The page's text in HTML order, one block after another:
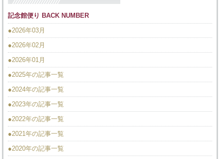
記念館便り BACK NUMBER
●2026年03月
●2026年02月
●2026年01月
●2025年の記事一覧
●2024年の記事一覧
●2023年の記事一覧
●2022年の記事一覧
●2021年の記事一覧
●2020年の記事一覧